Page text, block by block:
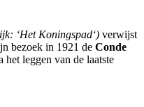
‘Het Koningspad‘) verwijst
bezoek in 1921 de Conde
het leggen van de laatste